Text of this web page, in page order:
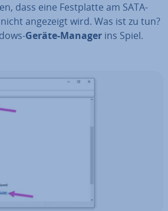
dass eine Fest­plat­te am SATA-
angezeigt wird. Was ist zu tun?
Geräte-Manager ins Spiel.